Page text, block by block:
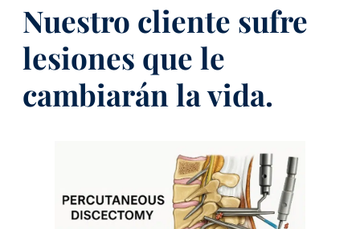
Nuestro cliente sufre
lesiones que le
cambiarán la vida.